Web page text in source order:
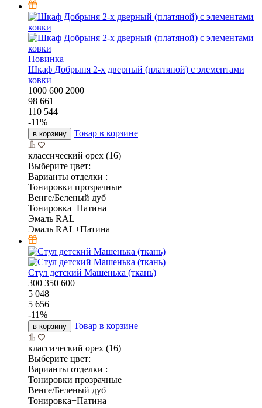
Новинка
Шкаф Добрыня 2-х дверный (платяной) с элементами
ковки
1000 600 2000
98 661
110 544
-11%
в корзину Товар в корзине
классический орех (16)
Выберите цвет:
Варианты отделки :
Тонировки прозрачные
Венге/Беленый дуб
Тонировка+Патина
Эмаль RAL
Эмаль RAL+Патина
Стул детский Машенька (ткань)
300 350 600
5 048
5 656
-11%
в корзину Товар в корзине
классический орех (16)
Выберите цвет:
Варианты отделки :
Тонировки прозрачные
Венге/Беленый дуб
Тонировка+Патина